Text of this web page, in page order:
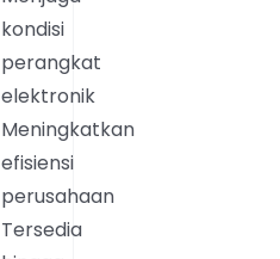
kondisi
perangkat
elektronik
Meningkatkan
efisiensi
perusahaan
Tersedia